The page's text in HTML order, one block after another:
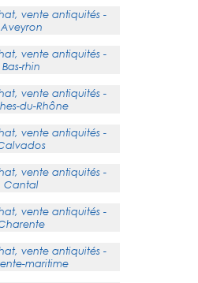
vente antiquités -
Aveyron
vente antiquités -
Bas-rhin
vente antiquités -
du-Rhône
vente antiquités -
vente antiquités -
Cantal
vente antiquités -
vente antiquités -
maritime